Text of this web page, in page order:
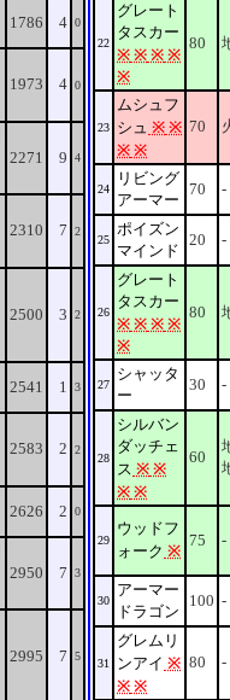
1786 4 0
1973 4 0
2271 9 4
2310 7 2
2500 3 2
2541 1 3
2583 2 2
2626 2 0
2950 7 3
2995 7 5
22
グレート
タスカー
※ ※ ※ ※
※
80
23
ムシュフ
シュ ※ ※
※ ※
70
24
リビング
アーマー
70 -
25
ポイズン
マインド
20 -
26
グレート
タスカー
※ ※ ※ ※
※
80
27
シャッタ
ー
30 -
28
シルバン
ダッチェ
ス ※ ※
※ ※
60
29
ウッドフ
ォーク ※
75 -
30
アーマー
ドラゴン
100 -
31
グレムリ
ンアイ ※
※ ※
80 -